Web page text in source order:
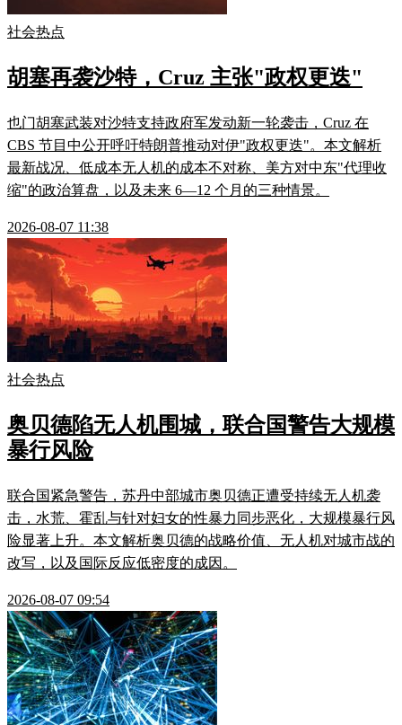
社会热点
胡塞再袭沙特，Cruz 主张"政权更迭"
也门胡塞武装对沙特支持政府军发动新一轮袭击，Cruz 在
CBS 节目中公开呼吁特朗普推动对伊"政权更迭"。本文解析
最新战况、低成本无人机的成本不对称、美方对中东"代理收
缩"的政治算盘，以及未来 6—12 个月的三种情景。
2026-08-07 11:38
社会热点
奥贝德陷无人机围城，联合国警告大规模
暴行风险
联合国紧急警告，苏丹中部城市奥贝德正遭受持续无人机袭
击，水荒、霍乱与针对妇女的性暴力同步恶化，大规模暴行风
险显著上升。本文解析奥贝德的战略价值、无人机对城市战的
改写，以及国际反应低密度的成因。
2026-08-07 09:54